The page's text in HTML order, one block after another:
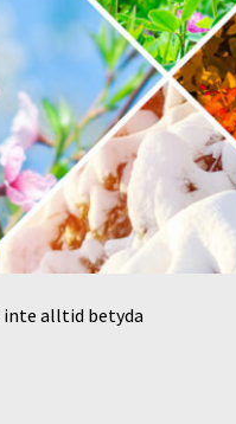
inte alltid betyda